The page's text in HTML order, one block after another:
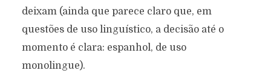
deixam (ainda que parece claro que, em
questões de uso linguístico, a decisão até o
momento é clara: espanhol, de uso
monolingue).